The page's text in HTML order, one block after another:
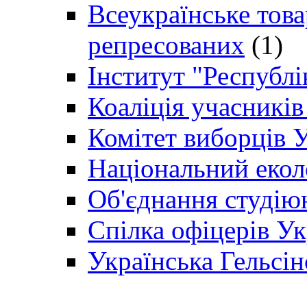
Всеукраїнське
репресованих (1)
Інститут
Коаліція
Комітет виборців
Національний
Об'єднання
Спілка офіцерів
Українська